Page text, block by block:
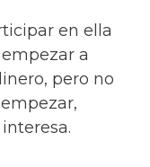
en ella
a
pero no